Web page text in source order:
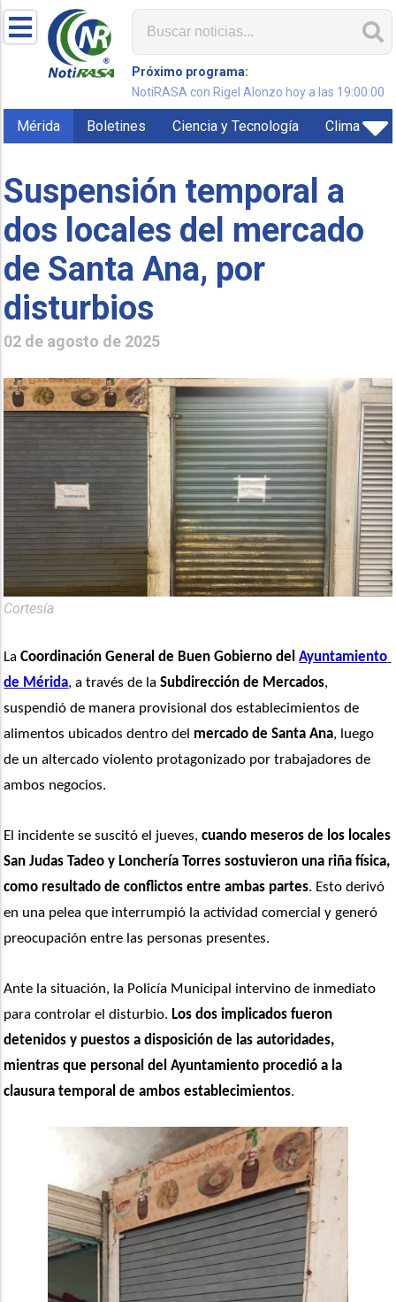
Próximo programa:
NotiRASA con Rigel Alonzo hoy a las 19:00:00
Mérida Boletines Ciencia y Tecnología Clima
Suspensión temporal a
dos locales del mercado
de Santa Ana, por
disturbios
02 de agosto de 2025
Cortesía
La Coordinación General de Buen Gobierno del Ayuntamiento
de Mérida, a través de la Subdirección de Mercados,
suspendió de manera provisional dos establecimientos de
alimentos ubicados dentro del mercado de Santa Ana, luego
de un altercado violento protagonizado por trabajadores de
ambos negocios.
El incidente se suscitó el jueves, cuando meseros de los locales
San Judas Tadeo y Lonchería Torres sostuvieron una riña física,
como resultado de conflictos entre ambas partes. Esto derivó
en una pelea que interrumpió la actividad comercial y generó
preocupación entre las personas presentes.
Ante la situación, la Policía Municipal intervino de inmediato
para controlar el disturbio. Los dos implicados fueron
detenidos y puestos a disposición de las autoridades,
mientras que personal del Ayuntamiento procedió a la
clausura temporal de ambos establecimientos.